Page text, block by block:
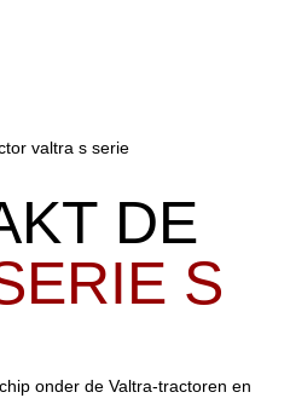
DE
S
onder de Valtra-tractoren en